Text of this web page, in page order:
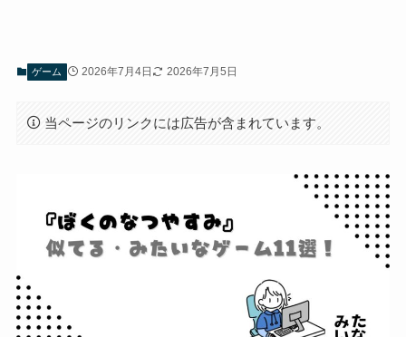
ゲーム 2026年7月4日 2026年7月5日
当ページのリンクには広告が含まれています。